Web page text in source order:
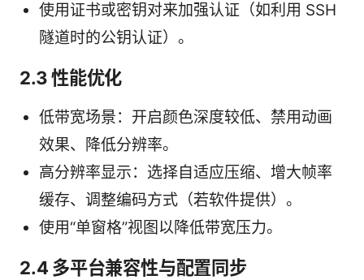
使用证书或密钥对来加强认证（如利用 SSH
隧道时的公钥认证）。
2.3 性能优化
低带宽场景：开启颜色深度较低、禁用动画
效果、降低分辨率。
高分辨率显示：选择自适应压缩、增大帧率
缓存、调整编码方式（若软件提供）。
使用“单窗格”视图以降低带宽压力。
2.4 多平台兼容性与配置同步